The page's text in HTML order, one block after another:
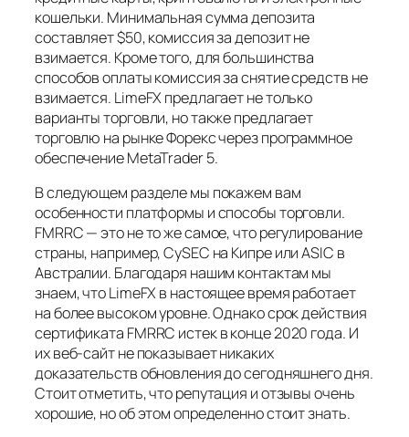
кошельки. Минимальная сумма депозита
составляет $50, комиссия за депозит не
взимается. Кроме того, для большинства
способов оплаты комиссия за снятие средств не
взимается. LimeFX предлагает не только
варианты торговли, но также предлагает
торговлю на рынке Форекс через программное
обеспечение MetaTrader 5.
В следующем разделе мы покажем вам
особенности платформы и способы торговли.
FMRRC — это не то же самое, что регулирование
страны, например, CySEC на Кипре или ASIC в
Австралии. Благодаря нашим контактам мы
знаем, что LimeFX в настоящее время работает
на более высоком уровне. Однако срок действия
сертификата FMRRC истек в конце 2020 года. И
их веб-сайт не показывает никаких
доказательств обновления до сегодняшнего дня.
Стоит отметить, что репутация и отзывы очень
хорошие, но об этом определенно стоит знать.